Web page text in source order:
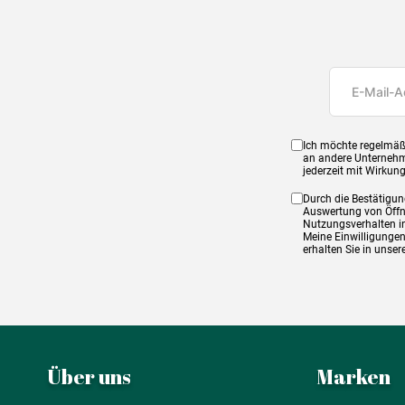
Ich möchte
an andere
jederzeit mit
Durch die
Auswertung von
Nutzungsverhalten
Meine
erhalten Sie in
Über uns Marken